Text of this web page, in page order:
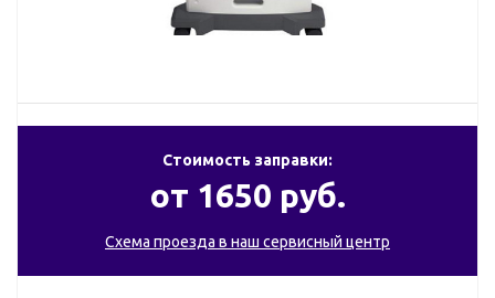
Стоимость заправки:
от 1650 руб.
Схема проезда в наш сервисный центр